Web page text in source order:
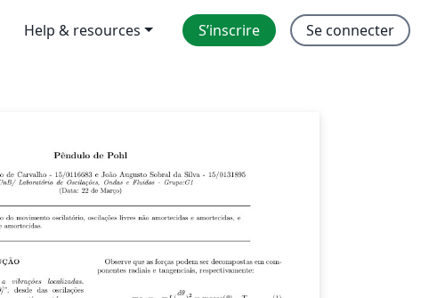
Help & resources S’inscrire Se connecter